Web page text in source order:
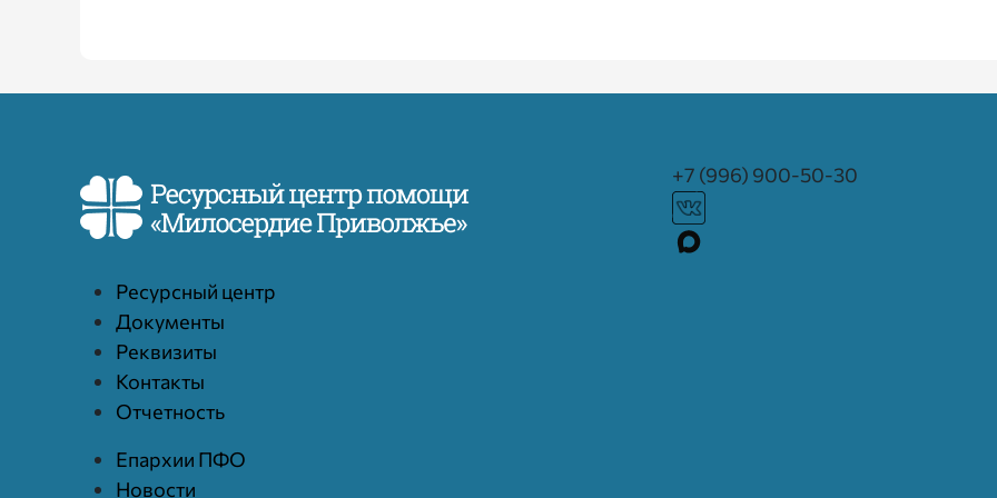
+7 (996) 900-50-30
Ресурcный центр
Документы
Реквизиты
Контакты
Отчетность
Епархии ПФО
Новости